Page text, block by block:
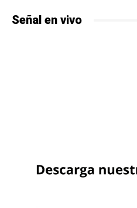
Señal en vivo